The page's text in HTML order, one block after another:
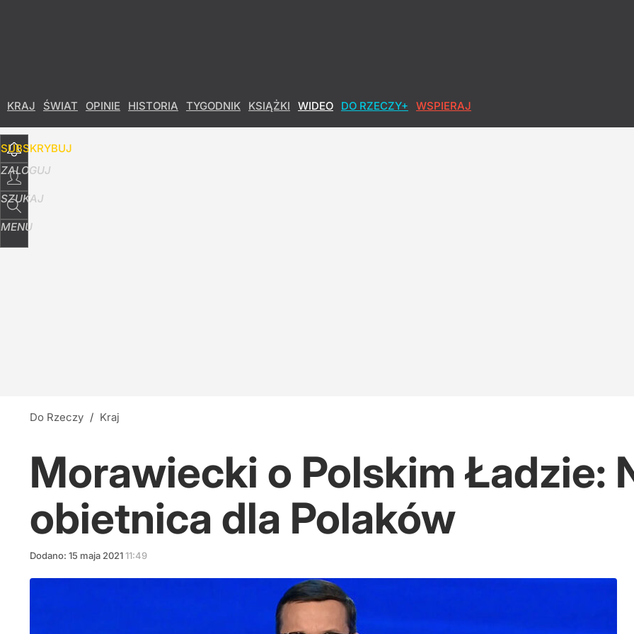
KRAJ ŚWIAT OPINIE HISTORIA TYGODNIK KSIĄŻKI WIDEO DO RZECZY+ WSPIERAJ
SUBSKRYBUJ
ZALOGUJ
SZUKAJ
MENU
Do Rzeczy / Kraj
Morawiecki o Polskim Ładzie:
obietnica dla Polaków
Dodano: 15 maja 202111:49